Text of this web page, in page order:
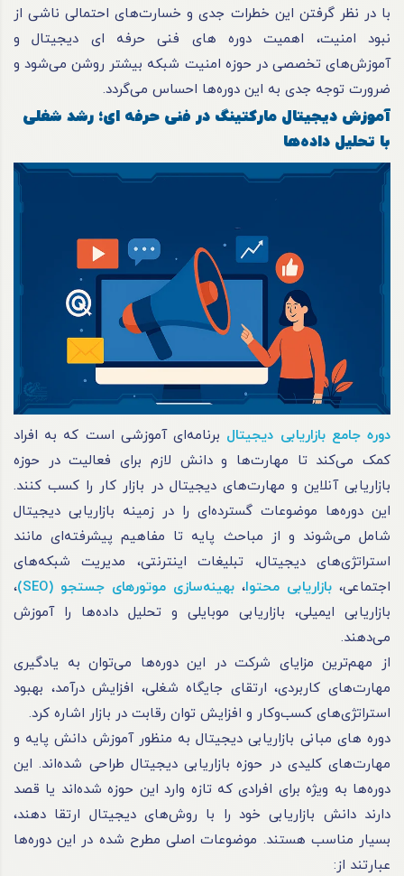
با در نظر گرفتن این خطرات جدی و خسارت‌های احتمالی ناشی از
نبود امنیت، اهمیت دوره های فنی حرفه ای دیجیتال و
آموزش‌های تخصصی در حوزه امنیت شبکه بیشتر روشن می‌شود و
ضرورت توجه جدی به این دوره‌ها احساس می‌گردد.
آموزش دیجیتال مارکتینگ در فنی حرفه ای؛ رشد شغلی
با تحلیل داده‌ها
دوره جامع بازاریابی دیجیتال برنامه‌ای آموزشی است که به افراد
کمک می‌کند تا مهارت‌ها و دانش لازم برای فعالیت در حوزه
بازاریابی آنلاین و مهارت‌های دیجیتال در بازار کار را کسب کنند.
این دوره‌ها موضوعات گسترده‌ای را در زمینه بازاریابی دیجیتال
شامل می‌شوند و از مباحث پایه تا مفاهیم پیشرفته‌ای مانند
استراتژی‌های دیجیتال، تبلیغات اینترنتی، مدیریت شبکه‌های
اجتماعی، بازاریابی محتوا، بهینه‌سازی موتورهای جستجو (SEO)
،
بازاریابی ایمیلی، بازاریابی موبایلی و تحلیل داده‌ها را آموزش
می‌دهند.
از مهم‌ترین مزایای شرکت در این دوره‌ها می‌توان به یادگیری
مهارت‌های کاربردی، ارتقای جایگاه شغلی، افزایش درآمد، بهبود
استراتژی‌های کسب‌وکار و افزایش توان رقابت در بازار اشاره کرد.
دوره های مبانی بازاریابی دیجیتال به منظور آموزش دانش پایه و
مهارت‌های کلیدی در حوزه بازاریابی دیجیتال طراحی شده‌اند. این
دوره‌ها به ویژه برای افرادی که تازه وارد این حوزه شده‌اند یا قصد
دارند دانش بازاریابی خود را با روش‌های دیجیتال ارتقا دهند،
بسیار مناسب هستند. موضوعات اصلی مطرح شده در این دوره‌ها
عبارتند از: